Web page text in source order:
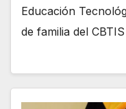
Educación
de familia del